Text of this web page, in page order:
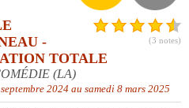
(3 notes)
-
TOTALE
(LA)
2024 au samedi 8 mars 2025